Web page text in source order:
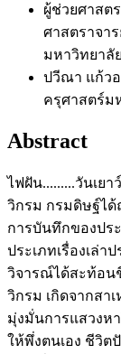
ผู้ช่วยศาสต
ศาสตราจา
มหาวิทยาลั
ปวีณา แก้ว
ครุศาสตร์ม
Abstract
ไฟฝัน.........วันเย
วิกรม กรมดิษฐ์ไ
การบันทึกของประ
ประเภทเรื่องเล่า
วิจารณ์ได้สะท้อน
วิกรม เกิดจากสา
มุ่งมั่นการแสวงห
ให้พึ่งตนเอง ชีวิต